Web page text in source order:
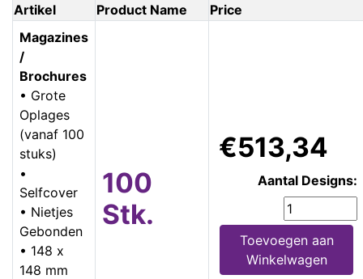
Artikel Product Name
Price
Magazines
/
Brochures
• Grote
Oplages
(vanaf 100
stuks)
•
Selfcover
• Nietjes
Gebonden
• 148 x
148 mm
100
Stk.
€513,34
Aantal Designs:
Toevoegen aan
Winkelwagen